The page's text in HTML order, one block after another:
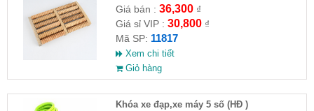
Giá bán : 36,300₫
Giá sỉ VIP : 30,800₫
Mã SP: 11817
Xem chi tiết
Giỏ hàng
Khóa xe đạp,xe máy 5 số (HĐ )